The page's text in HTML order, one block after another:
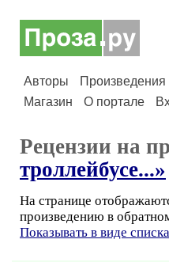
Авторы Произведения
Магазин
О портале
Рецензии на
троллейбусе...»
На странице
произведению в
Показывать в виде списка